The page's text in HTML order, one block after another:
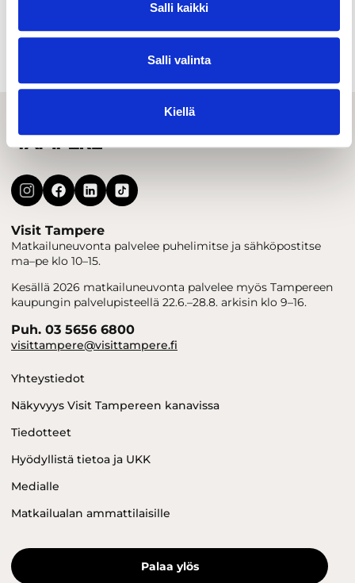
Salli kaikki
Salli valinta
Kiellä
Ostokset & torit
Visit Tampere
Matkailuneuvonta palvelee puhelimitse ja sähköpostitse
ma–pe klo 10–15.
Kesällä 2026 matkailuneuvonta palvelee myös Tampereen
kaupungin palvelupisteellä 22.6.–28.8. arkisin klo 9–16.
Puh. 03 5656 6800
visittampere@visittampere.fi
Yhteystiedot
Näkyvyys Visit Tampereen kanavissa
Tiedotteet
Hyödyllistä tietoa ja UKK
Medialle
Matkailualan ammattilaisille
Palaa ylös